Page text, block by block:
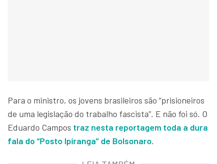
Para o ministro, os jovens brasileiros são “prisioneiros
de uma legislação do trabalho fascista”. E não foi só. O
Eduardo Campos traz nesta reportagem toda a dura
fala do “Posto Ipiranga” de Bolsonaro.